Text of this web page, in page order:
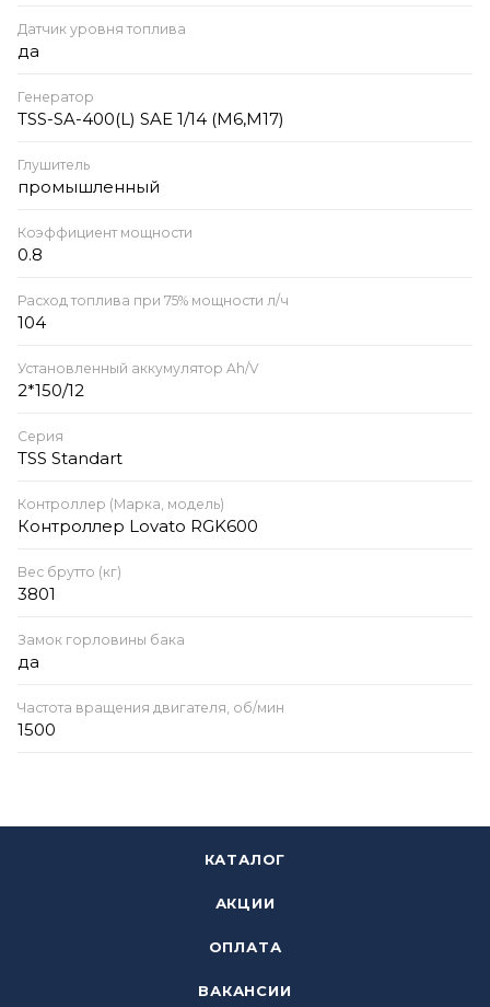
Датчик уровня топлива
да
Генератор
TSS-SA-400(L) SAE 1/14 (M6,M17)
Глушитель
промышленный
Коэффициент мощности
0.8
Расход топлива при 75% мощности л/ч
104
Установленный аккумулятор Ah/V
2*150/12
Серия
TSS Standart
Контроллер (Марка, модель)
Контроллер Lovato RGK600
Вес брутто (кг)
3801
Замок горловины бака
да
Частота вращения двигателя, об/мин
1500
КАТАЛОГ
АКЦИИ
ОПЛАТА
ВАКАНСИИ